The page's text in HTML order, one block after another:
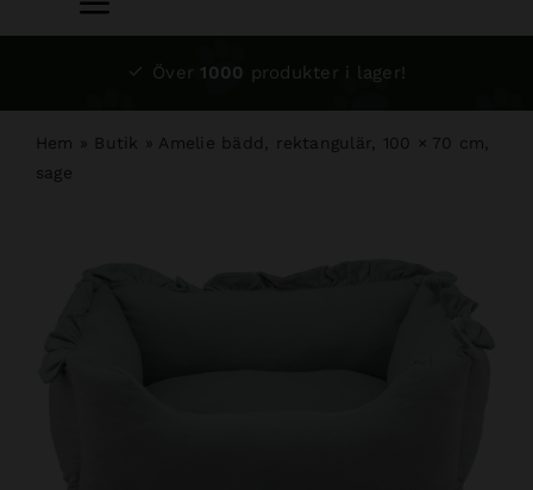
Toggle
Navigation
Hundsalong
Över 1000 produkter i lager!
Hem » Butik » Amelie bädd, rektangulär, 100 × 70 cm,
sage